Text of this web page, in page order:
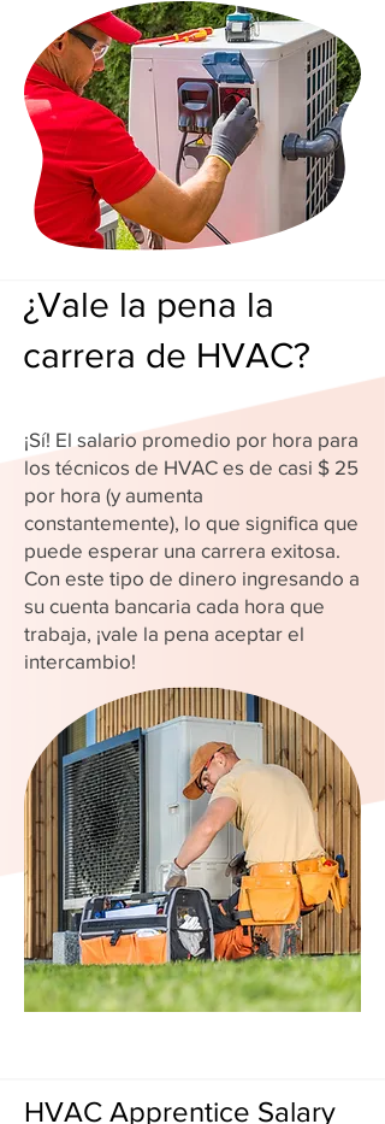
¿Vale la pena la
carrera de HVAC?
¡Sí! El salario promedio por hora para
los técnicos de HVAC es de casi $ 25
por hora (y aumenta
constantemente), lo que significa que
puede esperar una carrera exitosa.
Con este tipo de dinero ingresando a
su cuenta bancaria cada hora que
trabaja, ¡vale la pena aceptar el
intercambio!
HVAC Apprentice Salary